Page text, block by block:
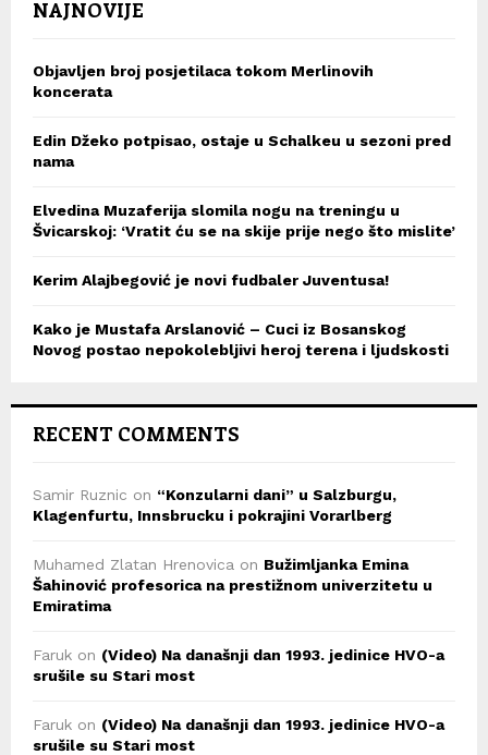
NAJNOVIJE
Objavljen broj posjetilaca tokom Merlinovih
koncerata
Edin Džeko potpisao, ostaje u Schalkeu u sezoni pred
nama
Elvedina Muzaferija slomila nogu na treningu u
Švicarskoj: ‘Vratit ću se na skije prije nego što mislite’
Kerim Alajbegović je novi fudbaler Juventusa!
Kako je Mustafa Arslanović – Cuci iz Bosanskog
Novog postao nepokolebljivi heroj terena i ljudskosti
RECENT COMMENTS
Samir Ruznic on “Konzularni dani” u Salzburgu,
Klagenfurtu, Innsbrucku i pokrajini Vorarlberg
Muhamed Zlatan Hrenovica on Bužimljanka Emina
Šahinović profesorica na prestižnom univerzitetu u
Emiratima
Faruk on (Video) Na današnji dan 1993. jedinice HVO-a
srušile su Stari most
Faruk on (Video) Na današnji dan 1993. jedinice HVO-a
srušile su Stari most